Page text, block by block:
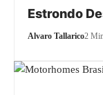
Estrondo
Alvaro Tallarico2